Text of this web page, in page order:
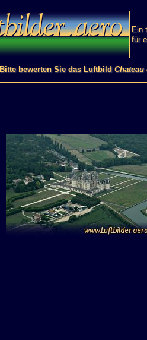
Ein
für
Bitte bewerten Sie das Luftbild Chateau